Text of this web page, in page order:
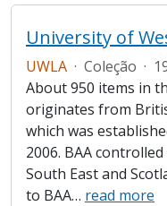
UWLA · Coleção ·
About 950 items in
originates from
which was
2006. BAA
South East and
to BAA… read more